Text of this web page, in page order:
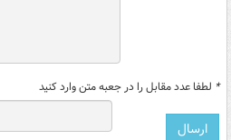
* لطفا عدد مقابل را در جعبه متن وارد کنید